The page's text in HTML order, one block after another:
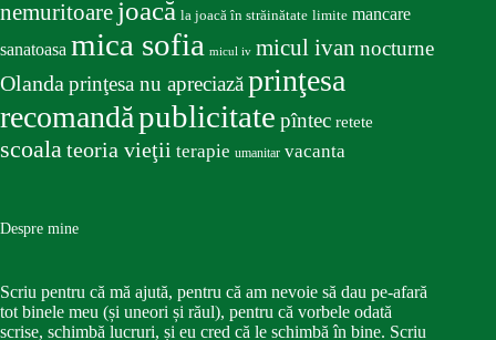
nemuritoare joacă la joacă în străinătate limite mancare
sanatoasa mica sofia micul iv micul ivan nocturne
Olandaprinţesa nu apreciazăprinţesa
recomandăpublicitate pîntec retete
scoalateoria vieţii terapie umanitar vacanta
Despre mine
Scriu pentru că mă ajută, pentru că am nevoie să dau pe-afară
tot binele meu (și uneori și răul), pentru că vorbele odată
scrise, schimbă lucruri, și eu cred că le schimbă în bine. Scriu